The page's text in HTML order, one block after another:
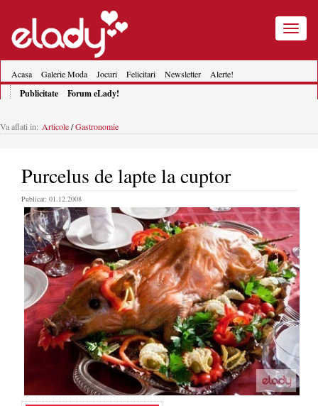
Toggle
Acasa Galerie Moda Jocuri Felicitari Newsletter Alerte!
Publicitate Forum eLady!
Va aflati in: Articole/Gastronomie
Purcelus de lapte la cuptor
Publicat: 01.12.2008